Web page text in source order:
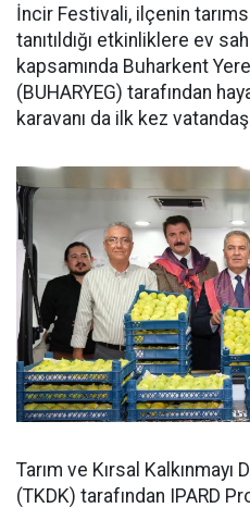
İncir Festivali, ilçenin
tanıtıldığı etkinliklere ev
kapsamında Buharkent
(BUHARYEG) tarafından
karavanı da ilk kez
Tarım ve Kırsal
(TKDK) tarafından IPARD